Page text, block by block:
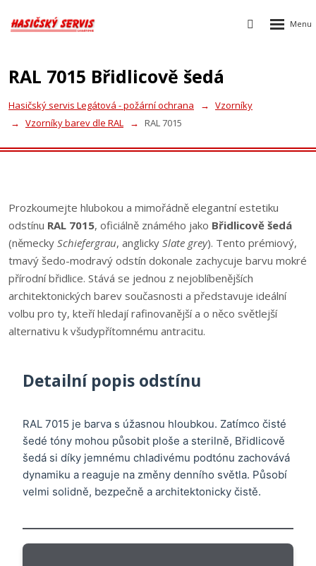
Vyhledávání
Rozbalení
RAL 7015 Břidlicově šedá
Hasičský servis Legátová - požární ochrana
Vzorníky
Vzorníky barev dle RAL
RAL 7015
Prozkoumejte hlubokou a mimořádně elegantní estetiku
odstínu RAL 7015, oficiálně známého jako Břidlicově šedá
(německy Schiefergrau, anglicky Slate grey). Tento prémiový,
tmavý šedo-modravý odstín dokonale zachycuje barvu mokré
přírodní břidlice. Stává se jednou z nejoblíbenějších
architektonických barev současnosti a představuje ideální
volbu pro ty, kteří hledají rafinovanější a o něco světlejší
alternativu k všudypřítomnému antracitu.
Detailní popis odstínu
RAL 7015 je barva s úžasnou hloubkou. Zatímco čisté
šedé tóny mohou působit ploše a sterilně, Břidlicově
šedá si díky jemnému chladivému podtónu zachovává
dynamiku a reaguje na změny denního světla. Působí
velmi solidně, bezpečně a architektonicky čistě.